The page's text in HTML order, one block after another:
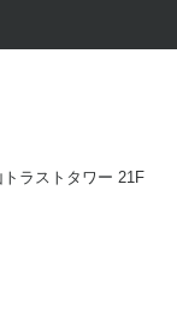
ラストタワー 21F